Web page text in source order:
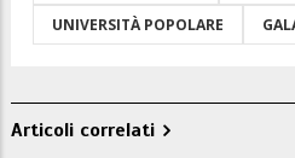
UNIVERSITÀ POPOLARE
Articoli correlati